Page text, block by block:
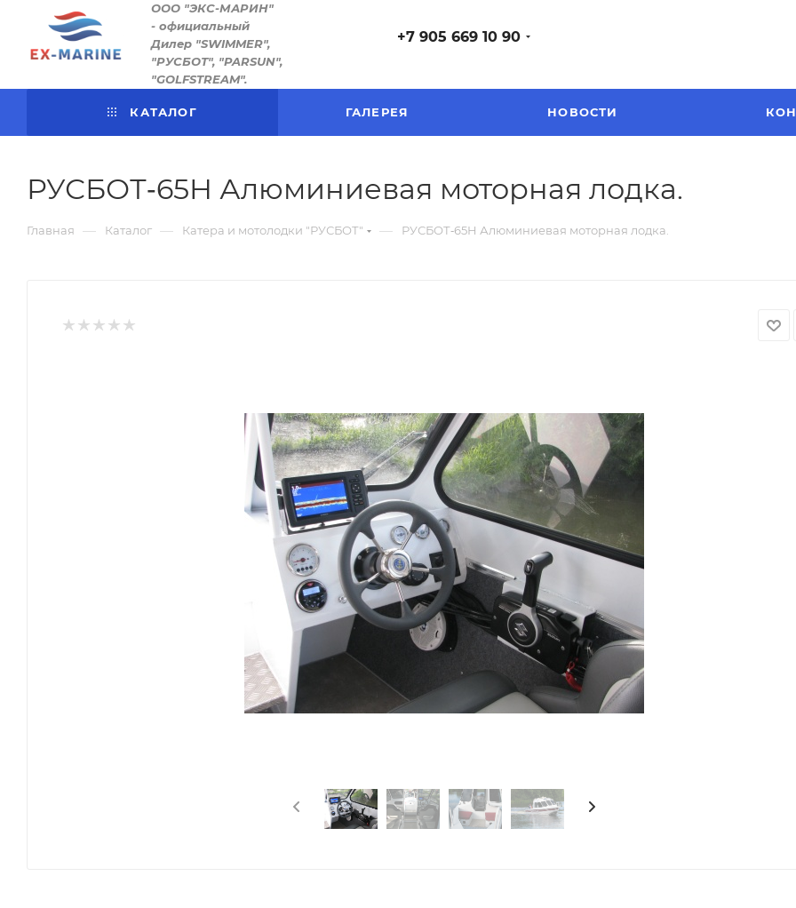
ООО "ЭКС-МАРИН"
- официальный
Дилер "SWIMMER",
"РУСБОТ", "PARSUN",
"GOLFSTREAM".
+7 905 669 10 90
КАТАЛОГ ГАЛЕРЕЯ НОВОСТИ
РУСБОТ‑65H Алюминиевая моторная лодка.
Главная — Каталог — Катера и мотолодки "РУСБОТ" — РУСБОТ‑65H Алюминиевая моторная лодка.